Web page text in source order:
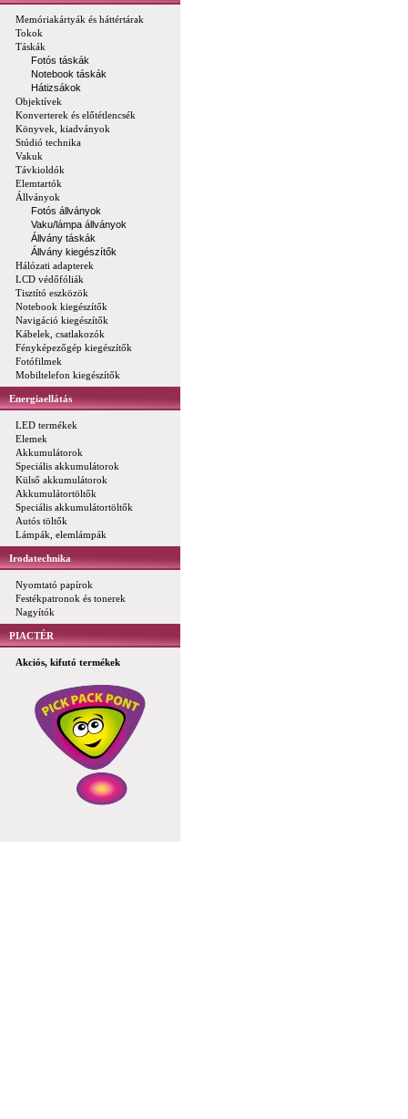
Memóriakártyák és háttértárak
Tokok
Táskák
Fotós táskák
Notebook táskák
Hátizsákok
Objektívek
Konverterek és előtétlencsék
Könyvek, kiadványok
Stúdió technika
Vakuk
Távkioldók
Elemtartók
Állványok
Fotós állványok
Vaku/lámpa állványok
Állvány táskák
Állvány kiegészítők
Hálózati adapterek
LCD védőfóliák
Tisztító eszközök
Notebook kiegészítők
Navigáció kiegészítők
Kábelek, csatlakozók
Fényképezőgép kiegészítők
Fotófilmek
Mobiltelefon kiegészítők
Energiaellátás
LED termékek
Elemek
Akkumulátorok
Speciális akkumulátorok
Külső akkumulátorok
Akkumulátortöltők
Speciális akkumulátortöltők
Autós töltők
Lámpák, elemlámpák
Irodatechnika
Nyomtató papírok
Festékpatronok és tonerek
Nagyítók
PIACTÉR
Akciós, kifutó termékek